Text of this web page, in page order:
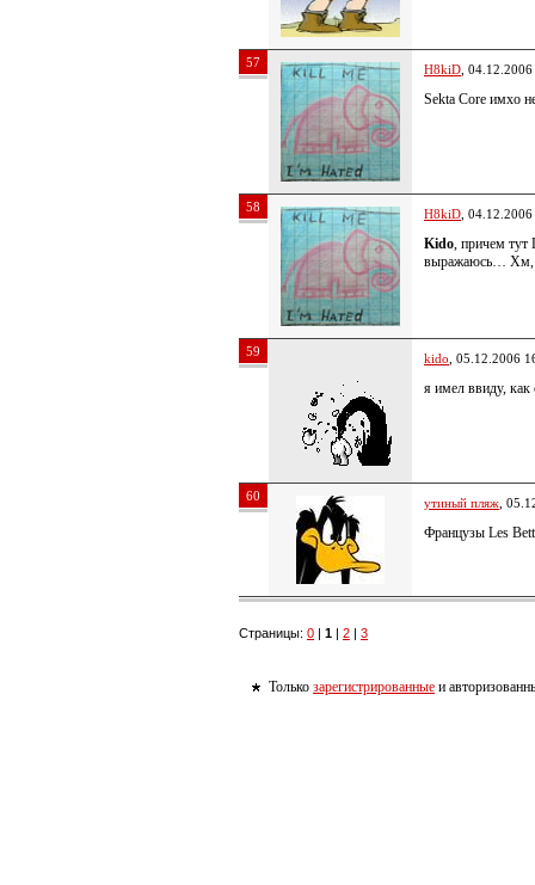
57 H8kiD ,
Sekta Core имхо
58 H8kiD ,
Kido, причем тут
выражаюсь… Хм,
59 kido , 05.12.2006
я имел ввиду, как
60 утиный пляж ,
Французы Les
Страницы: 0 | 1 | 2 | 3
Только зарегистрированные и